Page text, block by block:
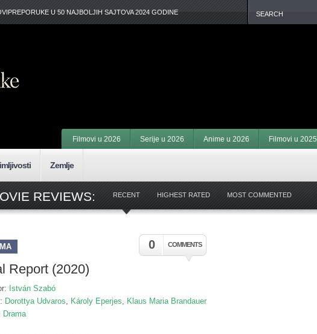
U 50 NAJBOLJIH SAJTOVA 2024 GODINE
Filmovi u 2026 Serije u 2026 Anime u 2026 Filmovi u 2025
Zemlje
REVIEWS: RECENT HIGHEST RATED MOST COMMENTED
0 COMMENTS
Report (2020)
István Szabó
Dorottya Udvaros, Károly Eperjes, Klaus Maria Brandauer
Drama